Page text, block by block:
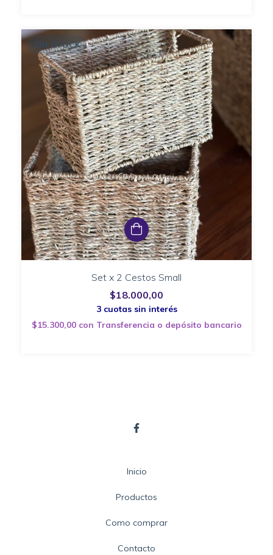
SIN STOCK
Set x 2 Cestos Small
$18.000,00
$15.300,00 con Transferencia o depósito bancario
Inicio
Productos
Como comprar
Contacto